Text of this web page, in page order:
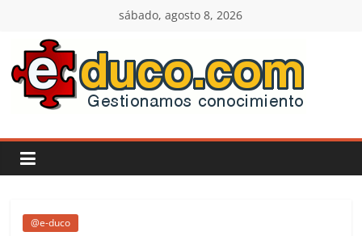
contenido
sábado, agosto 8, 2026
E-
duco:
Gestión
@e-duco